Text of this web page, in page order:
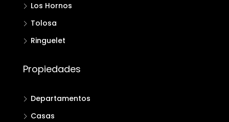
Los Hornos
Tolosa
Ringuelet
Propiedades
Departamentos
Casas